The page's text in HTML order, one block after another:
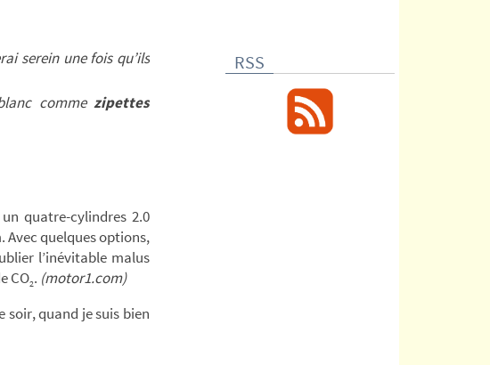
serein une fois qu’ils
comme zipettes
quatre-cylindres 2.0
Avec quelques options,
l’inévitable malus
CO2. (motor1.com)
soir, quand je suis bien
RSS